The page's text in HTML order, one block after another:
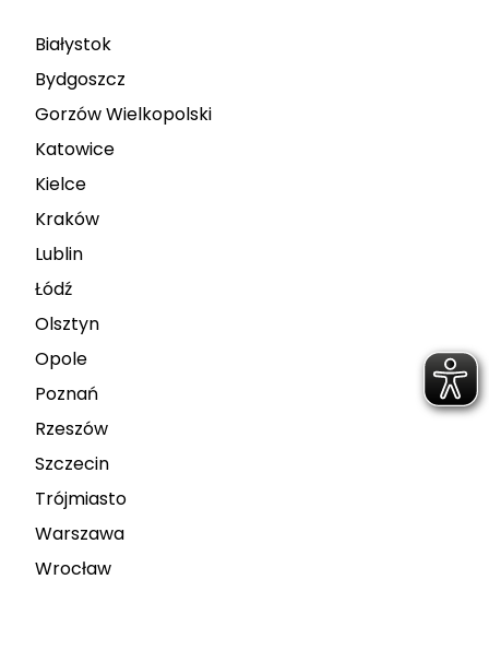
Białystok
Bydgoszcz
Gorzów Wielkopolski
Katowice
Kielce
Kraków
Lublin
Łódź
Olsztyn
Opole
Poznań
Rzeszów
Szczecin
Trójmiasto
Warszawa
Wrocław